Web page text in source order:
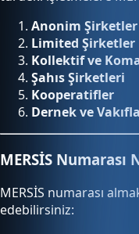
Anonim Şirketler
Limited Şirketler
Kollektif ve
Şahıs Şirketleri
Kooperatifler
Dernek ve
MERSİS Numarası
MERSİS numarası
edebilirsiniz: